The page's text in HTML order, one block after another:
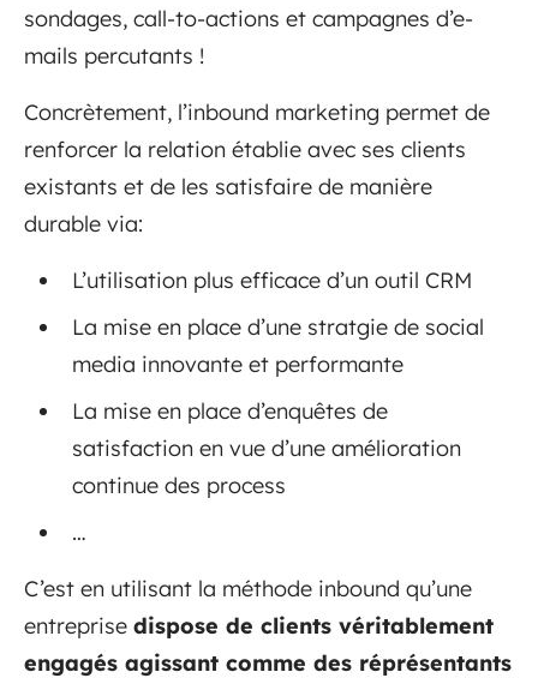
sondages, call-to-actions et campagnes d’e-
mails percutants !
Concrètement, l’inbound marketing permet de
renforcer la relation établie avec ses clients
existants et de les satisfaire de manière
durable via:
L’utilisation plus efficace d’un outil CRM
La mise en place d’une stratgie de social
media innovante et performante
La mise en place d’enquêtes de
satisfaction en vue d’une amélioration
continue des process
…
C’est en utilisant la méthode inbound qu’une
entreprise dispose de clients véritablement
engagés agissant comme des réprésentants